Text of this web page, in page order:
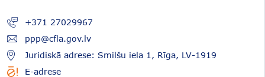
+371 27029967
ppp@cfla.gov.lv
Juridiskā adrese: Smilšu iela 1, Rīga, LV-1919
E-adrese